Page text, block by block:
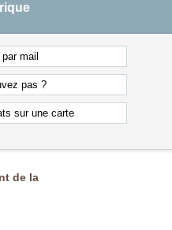
par mail
pas ?
sur une carte
de la